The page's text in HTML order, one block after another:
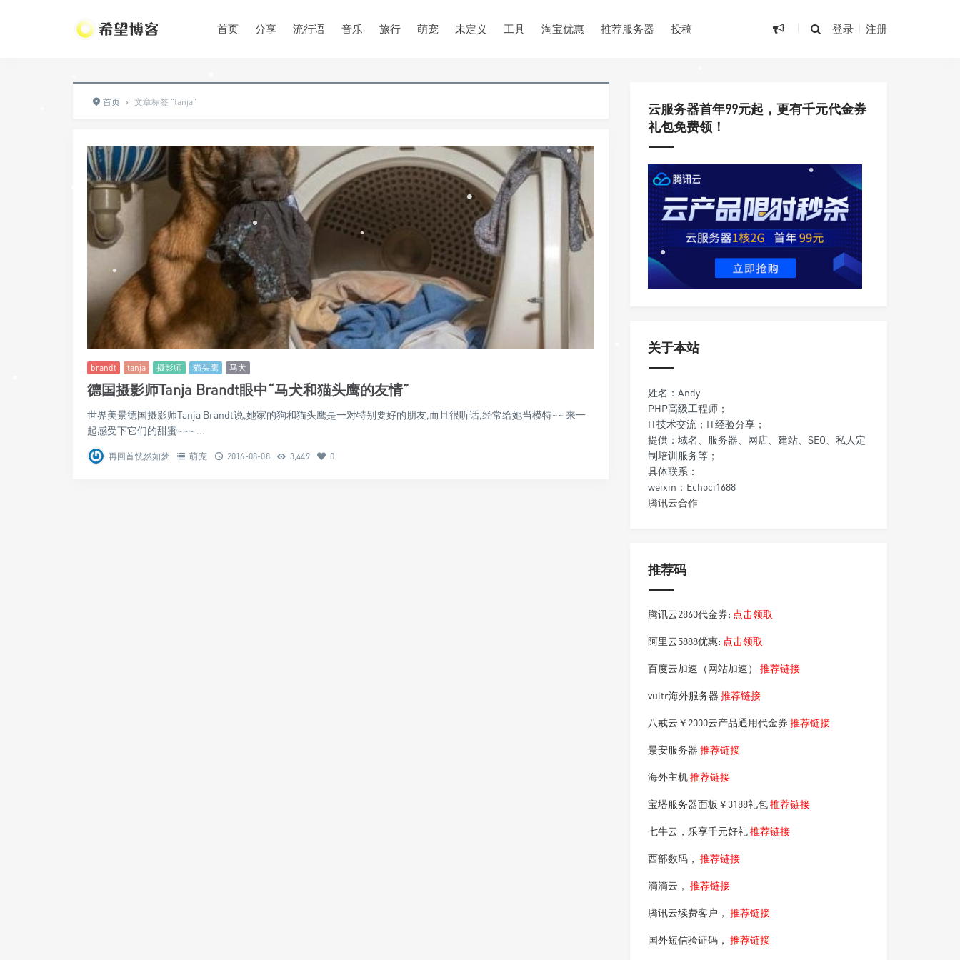
首页 分享 流行语 音乐 旅行 萌宠 未定义 工具 淘宝优惠 推荐服务器 投稿 登录 注册
首页 › 文章标签 "tanja"
brandt tanja 摄影师 猫头鹰 马犬
德国摄影师Tanja Brandt眼中“马犬和猫头鹰的友情”
世界美景德国摄影师Tanja Brandt说,她家的狗和猫头鹰是一对特别要好的朋友,而且很听话,经常给她当模特~~ 来一
起感受下它们的甜蜜~~~ ...
再回首恍然如梦 萌宠 2016-08-08 3,449 0
云服务器首年99元起，更有千元代金券
礼包免费领！
关于本站
姓名：Andy
PHP高级工程师；
IT技术交流；IT经验分享；
提供：域名、服务器、网店、建站、SEO、私人定
制培训服务等；
具体联系：
weixin：Echoci1688
腾讯云合作
推荐码
腾讯云2860代金券: 点击领取
阿里云5888优惠: 点击领取
百度云加速（网站加速）推荐链接
vultr海外服务器推荐链接
八戒云￥2000云产品通用代金券推荐链接
景安服务器推荐链接
海外主机推荐链接
宝塔服务器面板￥3188礼包推荐链接
七牛云，乐享千元好礼推荐链接
西部数码，推荐链接
滴滴云，推荐链接
腾讯云续费客户，推荐链接
国外短信验证码，推荐链接
•
•
•
•
•
•
•